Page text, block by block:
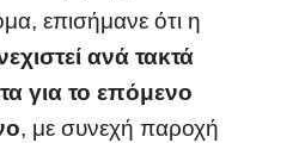
επισήμανε ότι η
ανά τακτά
για το επόμενο
, με συνεχή παροχή